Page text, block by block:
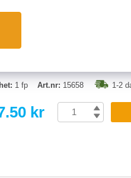
1 fp Art.nr: 15658 1-2
kr